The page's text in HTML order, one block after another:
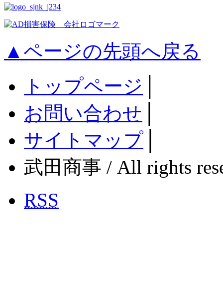
▲ページの先頭へ戻る
トップページ
お問い合わせ
サイトマップ
武田商事 / All rights
RSS